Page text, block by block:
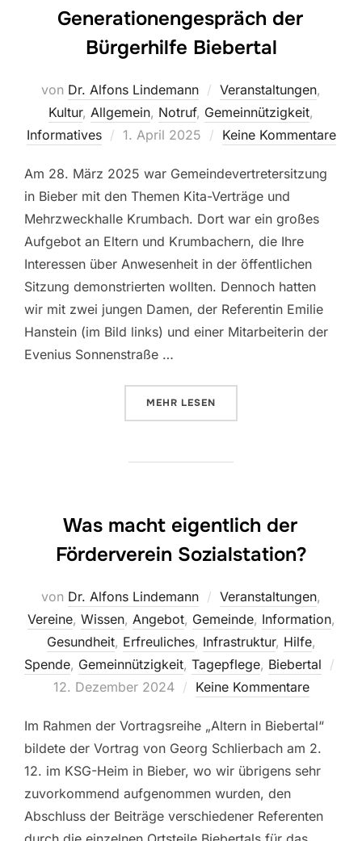
Generationengespräch der
Bürgerhilfe Biebertal
von Dr. Alfons Lindemann Veranstaltungen,
Kultur, Allgemein, Notruf, Gemeinnützigkeit,
Informatives
Veröffentlicht
1. April 2025 Keine Kommentare
Am 28. März 2025 war Gemeindevertretersitzung
in Bieber mit den Themen Kita-Verträge und
Mehrzweckhalle Krumbach. Dort war ein großes
Aufgebot an Eltern und Krumbachern, die Ihre
Interessen über Anwesenheit in der öffentlichen
Sitzung demonstrierten wollten. Dennoch hatten
wir mit zwei jungen Damen, der Referentin Emilie
Hanstein (im Bild links) und einer Mitarbeiterin der
Evenius Sonnenstraße …
MEHR ÜBER
LESEN
Was macht eigentlich der
Förderverein Sozialstation?
von Dr. Alfons Lindemann Veranstaltungen,
Vereine, Wissen, Angebot, Gemeinde, Information,
Gesundheit, Erfreuliches, Infrastruktur, Hilfe,
Spende, Gemeinnützigkeit, Tagepflege, Biebertal
Veröffentlicht
12. Dezember 2024 Keine Kommentare
Im Rahmen der Vortragsreihe „Altern in Biebertal“
bildete der Vortrag von Georg Schlierbach am 2.
12. im KSG-Heim in Bieber, wo wir übrigens sehr
zuvorkommend aufgenommen wurden, den
Abschluss der Beiträge verschiedener Referenten